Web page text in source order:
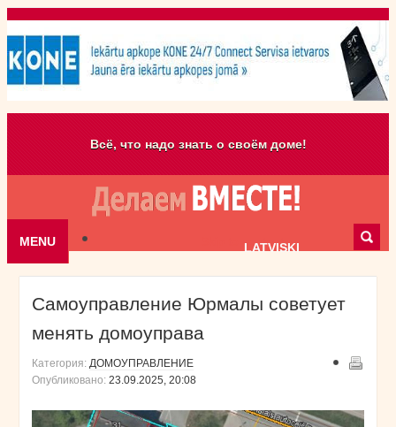
Всё, что надо знать о своём доме!
MENU LATVISKI
Skip to content
Самоуправление Юрмалы советует
менять домоуправа
Категория: ДОМОУПРАВЛЕНИЕ
Опубликовано: 23.09.2025, 20:08